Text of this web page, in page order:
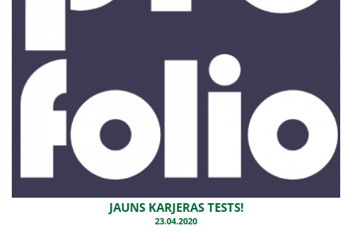
JAUNS KARJERAS TESTS!
23.04.2020